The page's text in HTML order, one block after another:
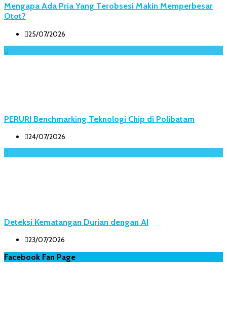
Mengapa Ada Pria Yang Terobsesi Makin Memperbesar
Otot?
25/07/2026
PERURI Benchmarking Teknologi Chip di Polibatam
24/07/2026
Deteksi Kematangan Durian dengan AI
23/07/2026
Facebook Fan Page